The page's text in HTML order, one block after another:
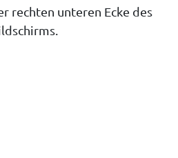
rechten unteren Ecke des